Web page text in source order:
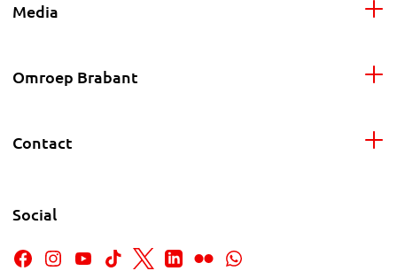
Media
Omroep Brabant
Contact
Social